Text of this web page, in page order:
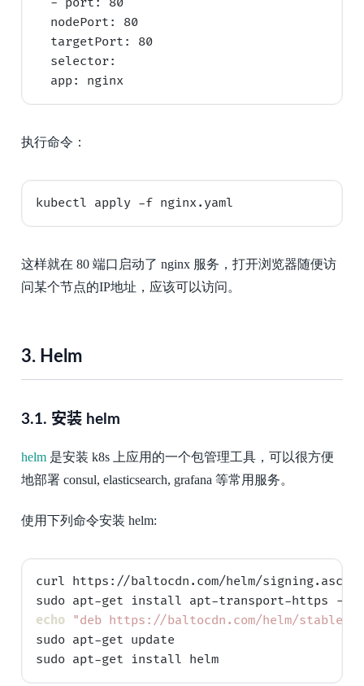
  nodePort: 80
  targetPort: 80
  selector:
执行命令：
这样就在 80 端口启动了 nginx 服务，打开浏览器随便访
问某个节点的IP地址，应该可以访问。
3.Helm
3.1. 安装 helm
helm是安装 k8s 上应用的一个包管理工具，可以很方便
地部署 consul, elasticsearch, grafana 等常用服务。
使用下列命令安装 helm:
curl https://baltocdn.com/helm/signing.asc |
echo "deb https://baltocdn.com/helm/stable/
sudo apt-get update